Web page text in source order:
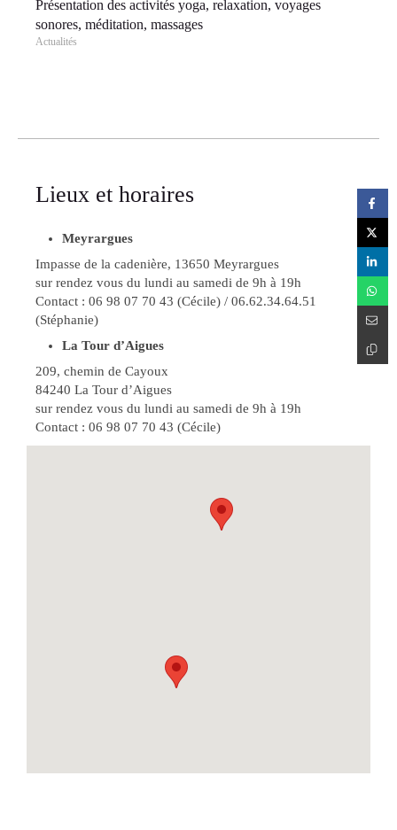
Présentation des activités yoga, relaxation, voyages
sonores, méditation, massages
Actualités
Lieux et horaires
Meyrargues
Impasse de la cadenière, 13650 Meyrargues
sur rendez vous du lundi au samedi de 9h à 19h
Contact : 06 98 07 70 43 (Cécile) / 06.62.34.64.51
(Stéphanie)
La Tour d’Aigues
209, chemin de Cayoux
84240 La Tour d’Aigues
sur rendez vous du lundi au samedi de 9h à 19h
Contact : 06 98 07 70 43 (Cécile)